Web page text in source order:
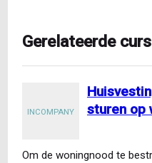
Gerelateerde
INCOMPANY
sturen op
Om de woningnood te